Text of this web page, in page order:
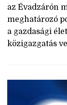
az Évadzárón
meghatározó
a gazdasági
közigazgatás